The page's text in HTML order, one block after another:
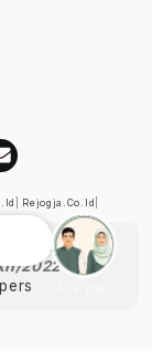
Rejogja.co.id
Pers
2022